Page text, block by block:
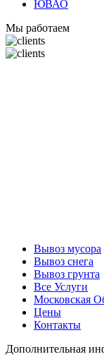
ЮВАО
Мы работаем
Вывоз мусора
Вывоз снега
Вывоз грунта
Все Услуги
Московская
Цены
Контакты
Дополнительная